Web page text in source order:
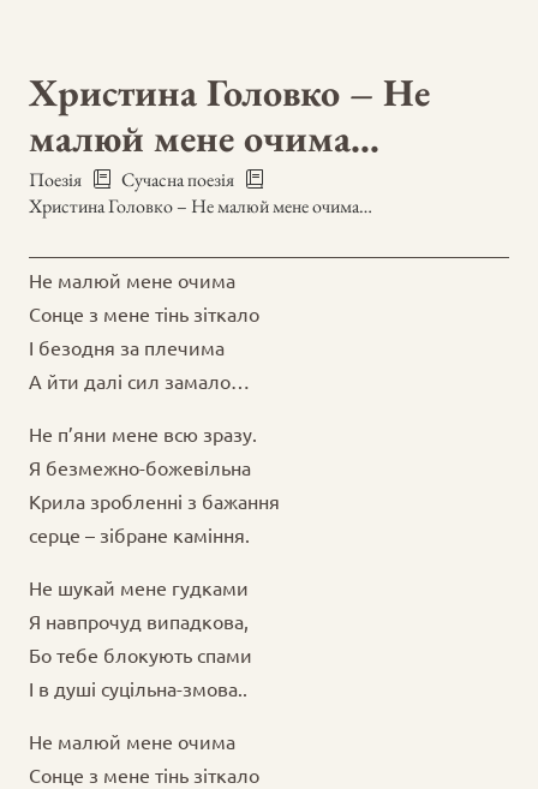
Христина Головко – Не
малюй мене очима…
Поезія
Сучасна поезія
Христина Головко – Не малюй мене очима…
Не малюй мене очима
Сонце з мене тінь зіткало
І безодня за плечима
А йти далі сил замало…
Не п’яни мене всю зразу.
Я безмежно-божевільна
Крила зробленні з бажання
серце – зібране каміння.
Не шукай мене гудками
Я навпрочуд випадкова,
Бо тебе блокують спами
І в душі суцільна-змова..
Не малюй мене очима
Сонце з мене тінь зіткало